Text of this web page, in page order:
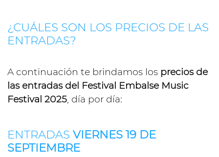
¿CUÁLES SON LOS PRECIOS DE LAS
ENTRADAS?
A continuación te brindamos los precios de
las entradas del Festival Embalse Music
Festival 2025, día por día:
ENTRADAS VIERNES 19 DE
SEPTIEMBRE